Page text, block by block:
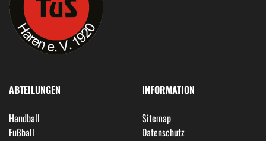
ABTEILUNGEN
Handball
Fußball
INFORMATION
Sitemap
Datenschutz